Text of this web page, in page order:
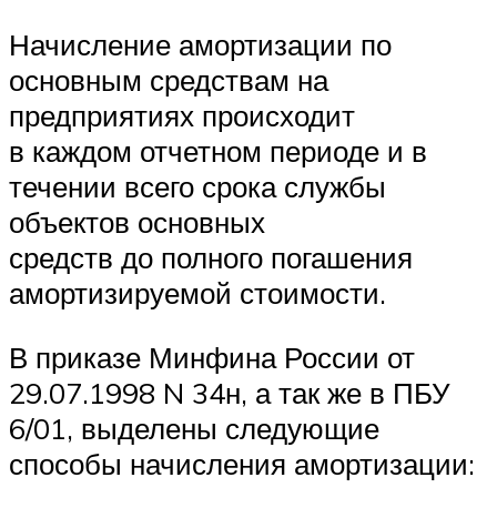
Начисление амортизации по
основным средствам на
предприятиях происходит
в каждом отчетном периоде и в
течении всего срока службы
объектов основных
средств до полного погашения
амортизируемой стоимости.
В приказе Минфина России от
29.07.1998 N 34н, а так же в ПБУ
6/01, выделены следующие
способы начисления амортизации: